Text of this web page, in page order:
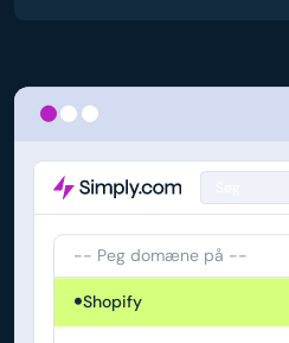
-- Peg domæne på --
Shopify